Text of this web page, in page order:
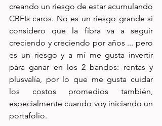
creando un riesgo de estar acumulando
CBFIs caros. No es un riesgo grande si
considero que la fibra va a seguir
creciendo y creciendo por años ... pero
es un riesgo y a mí me gusta invertir
para ganar en los 2 bandos: rentas y
plusvalía, por lo que me gusta cuidar
los costos promedios también,
especialmente cuando voy iniciando un
portafolio.